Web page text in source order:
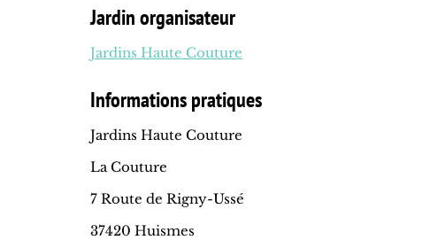
Jardin organisateur
Jardins Haute Couture
Informations pratiques
Jardins Haute Couture
La Couture
7 Route de Rigny-Ussé
37420 Huismes